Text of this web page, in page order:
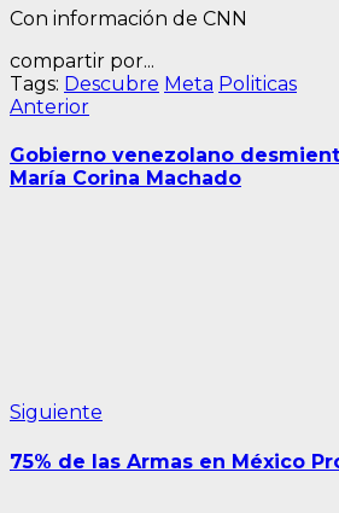
Con información de CNN
compartir por...
Tags: Descubre Meta Politicas
Navegación
de
entradas
AnteriorEntrada
Gobierno venezolano
María Corina Machado
Siguiente
75% de las Armas en México